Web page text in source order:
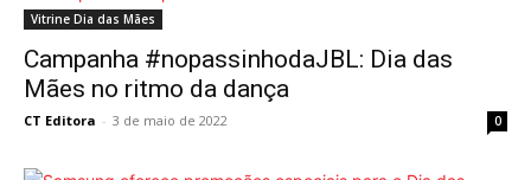
Vitrine Dia das Mães
Campanha #nopassinhodaJBL: Dia das
Mães no ritmo da dança
CT Editora - 3 de maio de 2022 0